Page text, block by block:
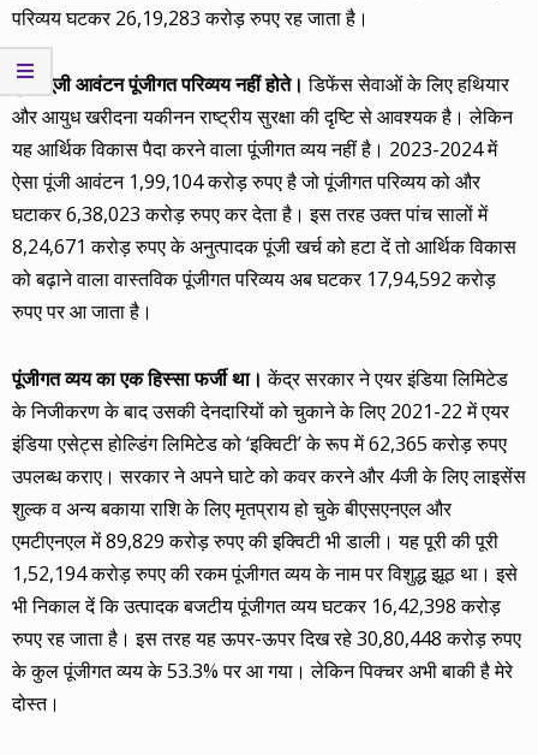
परिव्यय घटकर 26,19,283 करोड़ रुपए रह जाता है।
कुछ पूंजी आवंटन पूंजीगत परिव्यय नहीं होते।डिफेंस सेवाओं के लिए हथियार
और आयुध खरीदना यकीनन राष्ट्रीय सुरक्षा की दृष्टि से आवश्यक है। लेकिन
यह आर्थिक विकास पैदा करने वाला पूंजीगत व्यय नहीं है। 2023-2024 में
ऐसा पूंजी आवंटन 1,99,104 करोड़ रुपए है जो पूंजीगत परिव्यय को और
घटाकर 6,38,023 करोड़ रुपए कर देता है। इस तरह उक्त पांच सालों में
8,24,671 करोड़ रुपए के अनुत्पादक पूंजी खर्च को हटा दें तो आर्थिक विकास
को बढ़ाने वाला वास्तविक पूंजीगत परिव्यय अब घटकर 17,94,592 करोड़
रुपए पर आ जाता है।
पूंजीगत व्यय का एक हिस्सा फर्जी था।केंद्र सरकार ने एयर इंडिया लिमिटेड
के निजीकरण के बाद उसकी देनदारियों को चुकाने के लिए 2021-22 में एयर
इंडिया एसेट्स होल्डिंग लिमिटेड को ‘इक्विटी’ के रूप में 62,365 करोड़ रुपए
उपलब्ध कराए। सरकार ने अपने घाटे को कवर करने और 4जी के लिए लाइसेंस
शुल्क व अन्य बकाया राशि के लिए मृतप्राय हो चुके बीएसएनएल और
एमटीएनएल में 89,829 करोड़ रुपए की इक्विटी भी डाली। यह पूरी की पूरी
1,52,194 करोड़ रुपए की रकम पूंजीगत व्यय के नाम पर विशुद्ध झूठ था। इसे
भी निकाल दें कि उत्पादक बजटीय पूंजीगत व्यय घटकर 16,42,398 करोड़
रुपए रह जाता है। इस तरह यह ऊपर-ऊपर दिख रहे 30,80,448 करोड़ रुपए
के कुल पूंजीगत व्यय के 53.3% पर आ गया। लेकिन पिक्चर अभी बाकी है मेरे
दोस्त।